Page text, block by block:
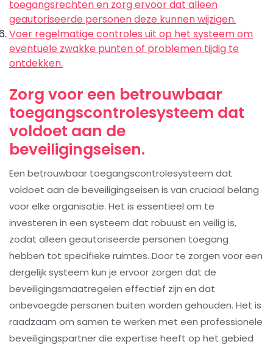
toegangsrechten en zorg ervoor dat alleen
geautoriseerde personen deze kunnen wijzigen.
Voer regelmatige controles uit op het systeem om
eventuele zwakke punten of problemen tijdig te
ontdekken.
Zorg voor een betrouwbaar
toegangscontrolesysteem dat
voldoet aan de
beveiligingseisen.
Een betrouwbaar toegangscontrolesysteem dat
voldoet aan de beveiligingseisen is van cruciaal belang
voor elke organisatie. Het is essentieel om te
investeren in een systeem dat robuust en veilig is,
zodat alleen geautoriseerde personen toegang
hebben tot specifieke ruimtes. Door te zorgen voor een
dergelijk systeem kun je ervoor zorgen dat de
beveiligingsmaatregelen effectief zijn en dat
onbevoegde personen buiten worden gehouden. Het is
raadzaam om samen te werken met een professionele
beveiligingspartner die expertise heeft op het gebied